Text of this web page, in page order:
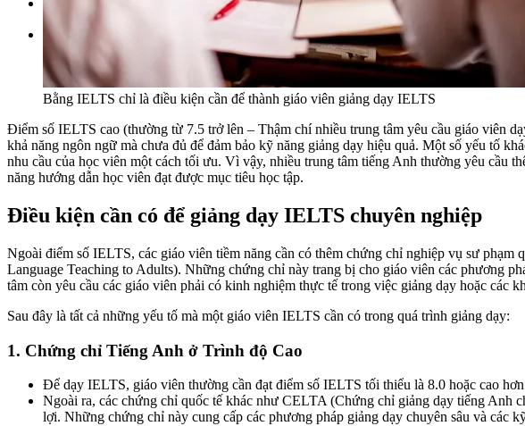
Đặt lịch / Tư vấn
Bằng IELTS chỉ là điều kiện cần để thành giáo viên giảng dạy IELTS
Điểm số IELTS cao (thường từ 7.5 trở lên – Thậm chí nhiều trung tâm yêu cầu giáo viên
khả năng ngôn ngữ mà chưa đủ để đảm bảo kỹ năng giảng dạy hiệu quả. Một số yếu tố
nhu cầu của học viên một cách tối ưu. Vì vậy, nhiều trung tâm tiếng Anh thường yêu
năng hướng dẫn học viên đạt được mục tiêu học tập.
Điều kiện cần có để giảng dạy IELTS chuyên nghiệp
Ngoài điểm số IELTS, các giáo viên tiềm năng cần có thêm chứng chỉ nghiệp vụ sư
Language Teaching to Adults). Những chứng chỉ này trang bị cho giáo viên các phương
tâm còn yêu cầu các giáo viên phải có kinh nghiệm thực tế trong việc giảng dạy hoặc các
Sau đây là tất cả những yếu tố mà một giáo viên IELTS cần có trong quá trình giảng dạy:
1. Chứng chỉ Tiếng Anh ở Trình độ Cao
Để dạy IELTS, giáo viên thường cần đạt điểm số IELTS tối thiểu là 8.0 hoặc cao
Ngoài ra, các chứng chỉ quốc tế khác như CELTA (Chứng chỉ giảng dạy tiếng
lợi. Những chứng chỉ này cung cấp các phương pháp giảng dạy chuyên sâu và các